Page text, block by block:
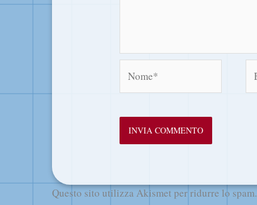
Questo sito utilizza Akismet per ridurre lo spam.